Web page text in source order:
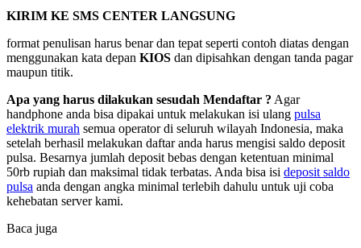
KIRIM KE SMS CENTER LANGSUNG
format penulisan harus benar dan tepat seperti contoh diatas dengan
menggunakan kata depan KIOS dan dipisahkan dengan tanda pagar
maupun titik.
Apa yang harus dilakukan sesudah Mendaftar ? Agar
handphone anda bisa dipakai untuk melakukan isi ulang pulsa
elektrik murah semua operator di seluruh wilayah Indonesia, maka
setelah berhasil melakukan daftar anda harus mengisi saldo deposit
pulsa. Besarnya jumlah deposit bebas dengan ketentuan minimal
50rb rupiah dan maksimal tidak terbatas. Anda bisa isi deposit saldo
pulsa anda dengan angka minimal terlebih dahulu untuk uji coba
kehebatan server kami.
Baca juga